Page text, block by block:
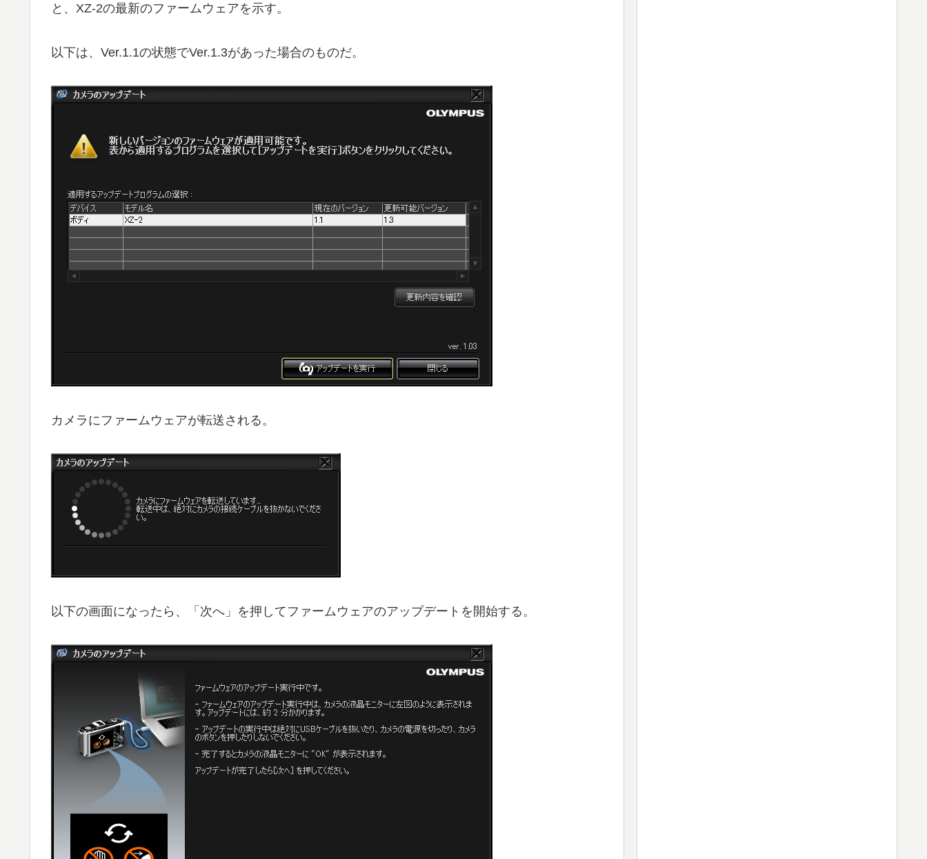
と、XZ-2の最新のファームウェアを示す。
以下は、Ver.1.1の状態でVer.1.3があった場合のものだ。
カメラにファームウェアが転送される。
以下の画面になったら、「次へ」を押してファームウェアのアップデートを開始する。